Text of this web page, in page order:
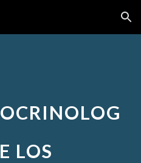
Skip to navigation
LOS